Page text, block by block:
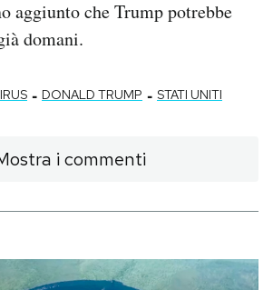
aggiunto che Trump potrebbe
domani.
- DONALD TRUMP - STATI UNITI
i commenti